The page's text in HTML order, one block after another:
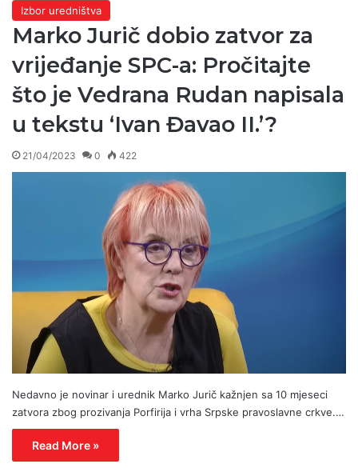
Izbor uredništva
Marko Jurič dobio zatvor za
vrijeđanje SPC-a: Pročitajte
što je Vedrana Rudan napisala
u tekstu ‘Ivan Đavao II.’?
21/04/2023 0 422
Nedavno je novinar i urednik Marko Jurič kažnjen sa 10 mjeseci
zatvora zbog prozivanja Porfirija i vrha Srpske pravoslavne crkve.…
Read More »